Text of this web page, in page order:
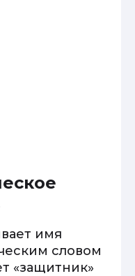
имя
словом
«защитник»